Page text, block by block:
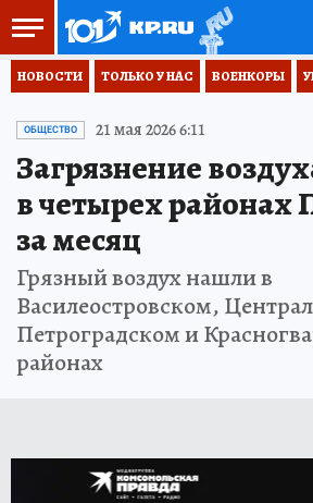
НОВОСТИ ТОЛЬКО У НАС ВОЕНКОРЫ
ОБЩЕСТВО 21 мая 2026 6:11
Загрязнение
в четырех районах
за месяц
Грязный воздух нашли в
Василеостровском,
Петроградском и
районах